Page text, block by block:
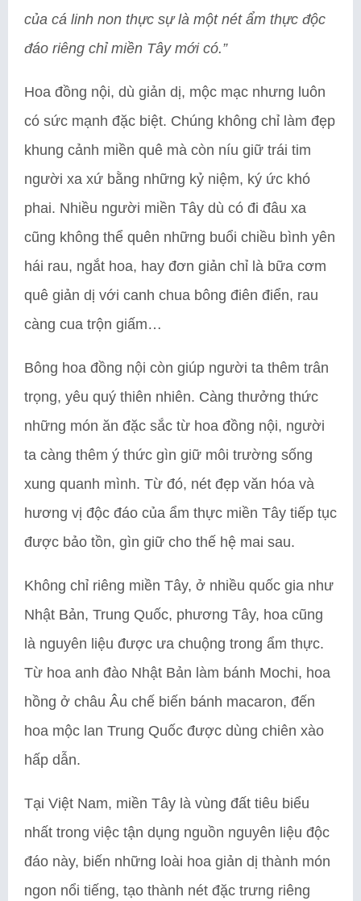
của cá linh non thực sự là một nét ẩm thực độc
đáo riêng chỉ miền Tây mới có.”
Hoa đồng nội, dù giản dị, mộc mạc nhưng luôn
có sức mạnh đặc biệt. Chúng không chỉ làm đẹp
khung cảnh miền quê mà còn níu giữ trái tim
người xa xứ bằng những kỷ niệm, ký ức khó
phai. Nhiều người miền Tây dù có đi đâu xa
cũng không thể quên những buổi chiều bình yên
hái rau, ngắt hoa, hay đơn giản chỉ là bữa cơm
quê giản dị với canh chua bông điên điển, rau
càng cua trộn giấm…
Bông hoa đồng nội còn giúp người ta thêm trân
trọng, yêu quý thiên nhiên. Càng thưởng thức
những món ăn đặc sắc từ hoa đồng nội, người
ta càng thêm ý thức gìn giữ môi trường sống
xung quanh mình. Từ đó, nét đẹp văn hóa và
hương vị độc đáo của ẩm thực miền Tây tiếp tục
được bảo tồn, gìn giữ cho thế hệ mai sau.
Không chỉ riêng miền Tây, ở nhiều quốc gia như
Nhật Bản, Trung Quốc, phương Tây, hoa cũng
là nguyên liệu được ưa chuộng trong ẩm thực.
Từ hoa anh đào Nhật Bản làm bánh Mochi, hoa
hồng ở châu Âu chế biến bánh macaron, đến
hoa mộc lan Trung Quốc được dùng chiên xào
hấp dẫn.
Tại Việt Nam, miền Tây là vùng đất tiêu biểu
nhất trong việc tận dụng nguồn nguyên liệu độc
đáo này, biến những loài hoa giản dị thành món
ngon nổi tiếng, tạo thành nét đặc trưng riêng